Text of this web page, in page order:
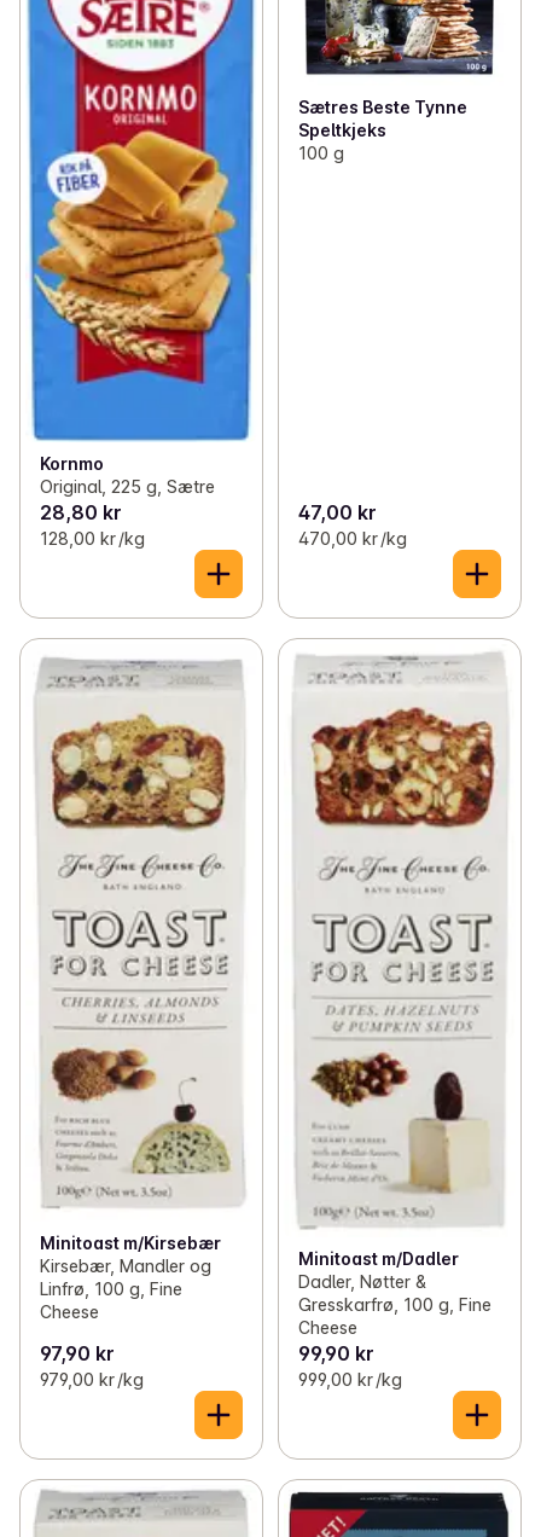
Kornmo
Original, 225 g, Sætre
28,80 kr
128,00 kr /kg
Sætres Beste Tynne
Speltkjeks
100 g
47,00 kr
470,00 kr /kg
Minitoast m/Kirsebær
Kirsebær, Mandler og
Linfrø, 100 g, Fine
Cheese
97,90 kr
979,00 kr /kg
Minitoast m/Dadler
Dadler, Nøtter &
Gresskarfrø, 100 g, Fine
Cheese
99,90 kr
999,00 kr /kg